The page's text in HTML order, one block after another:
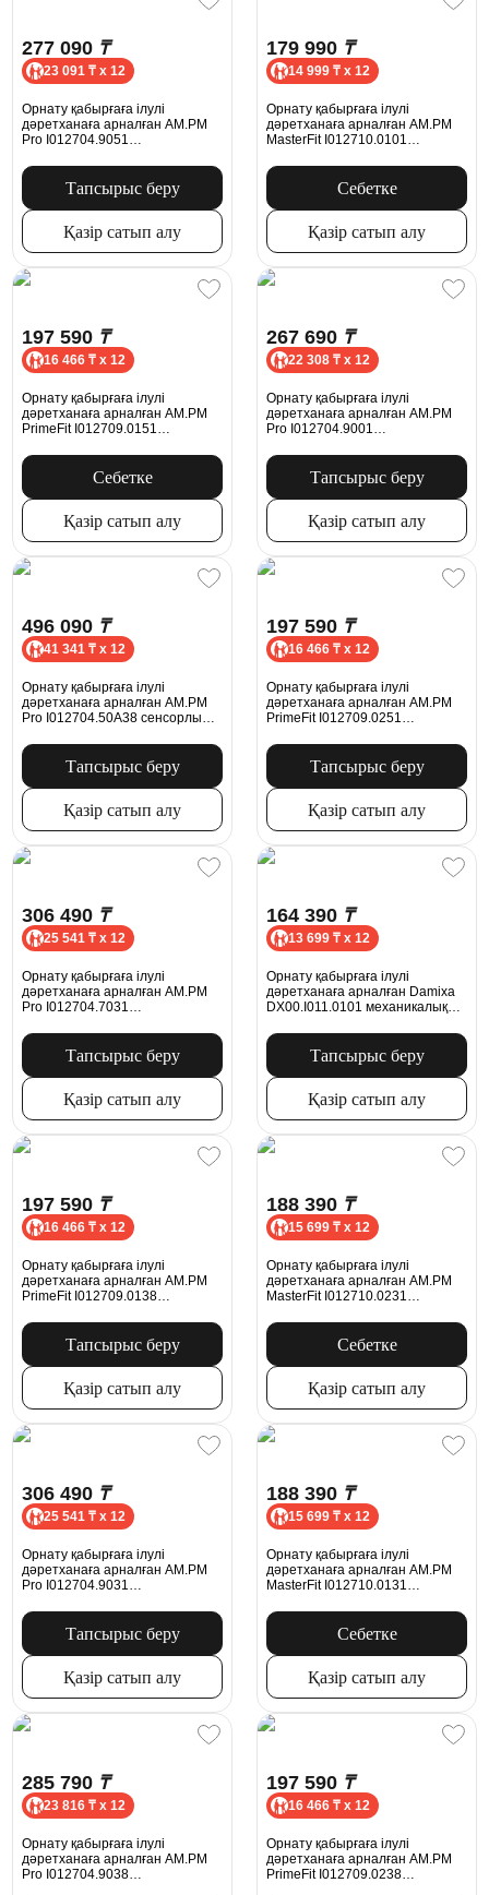
277 090 ₸
23 091 ₸ x 12
Орнату қабырғаға ілулі
дәретханаға арналған AM.PM
Pro I012704.9051
хром
Тапсырыс беру
Қазір сатып алу
179 990 ₸
14 999 ₸ x 12
Орнату қабырғаға ілулі
дәретханаға арналған AM.PM
MasterFit I012710.0101
ProC L, ақ жылтыр
Себетке
Қазір сатып алу
197 590 ₸
16 466 ₸ x 12
Орнату қабырғаға ілулі
дәретханаға арналған AM.PM
PrimeFit I012709.0151
хром
Себетке
Қазір сатып алу
267 690 ₸
22 308 ₸ x 12
Орнату қабырғаға ілулі
дәретханаға арналған AM.PM
Pro I012704.9001
ақ жылтыр
Тапсырыс беру
Қазір сатып алу
496 090 ₸
41 341 ₸ x 12
Орнату қабырғаға ілулі
дәретханаға арналған AM.PM
Pro I012704.50A38 сенсорлы
Тапсырыс беру
Қазір сатып алу
197 590 ₸
16 466 ₸ x 12
Орнату қабырғаға ілулі
дәретханаға арналған AM.PM
PrimeFit I012709.0251
хром
Тапсырыс беру
Қазір сатып алу
306 490 ₸
25 541 ₸ x 12
Орнату қабырғаға ілулі
дәретханаға арналған AM.PM
Pro I012704.7031
никель күңгірт
Тапсырыс беру
Қазір сатып алу
164 390 ₸
13 699 ₸ x 12
Орнату қабырғаға ілулі
дәретханаға арналған Damixa
DX00.I011.0101 механикалық
Тапсырыс беру
Қазір сатып алу
197 590 ₸
16 466 ₸ x 12
Орнату қабырғаға ілулі
дәретханаға арналған AM.PM
PrimeFit I012709.0138
қара күңгірт
Тапсырыс беру
Қазір сатып алу
188 390 ₸
15 699 ₸ x 12
Орнату қабырғаға ілулі
дәретханаға арналған AM.PM
MasterFit I012710.0231
ProC S, күміс
Себетке
Қазір сатып алу
306 490 ₸
25 541 ₸ x 12
Орнату қабырғаға ілулі
дәретханаға арналған AM.PM
Pro I012704.9031
никель күңгірт
Тапсырыс беру
Қазір сатып алу
188 390 ₸
15 699 ₸ x 12
Орнату қабырғаға ілулі
дәретханаға арналған AM.PM
MasterFit I012710.0131
ProC L, күміс
Себетке
Қазір сатып алу
285 790 ₸
23 816 ₸ x 12
Орнату қабырғаға ілулі
дәретханаға арналған AM.PM
Pro I012704.9038
197 590 ₸
16 466 ₸ x 12
Орнату қабырғаға ілулі
дәретханаға арналған AM.PM
PrimeFit I012709.0238